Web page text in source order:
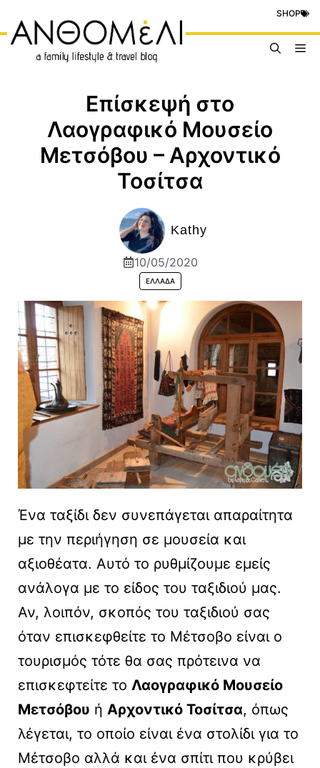
περιεχόμενο
SHOP
Επίσκεψή στο
Λαογραφικό Μουσείο
Μετσόβου – Αρχοντικό
Τοσίτσα
Kathy
10/05/2020
ΕΛΛΆΔΑ
Ένα ταξίδι δεν συνεπάγεται απαραίτητα
με την περιήγηση σε μουσεία και
αξιοθέατα. Αυτό το ρυθμίζουμε εμείς
ανάλογα με το είδος του ταξιδιού μας.
Αν, λοιπόν, σκοπός του ταξιδιού σας
όταν επισκεφθείτε το Μέτσοβο είναι ο
τουρισμός τότε θα σας πρότεινα να
επισκεφτείτε το Λαογραφικό Μουσείο
Μετσόβου ή Αρχοντικό Τοσίτσα, όπως
λέγεται, το οποίο είναι ένα στολίδι για το
Μέτσοβο αλλά και ένα σπίτι που κρύβει